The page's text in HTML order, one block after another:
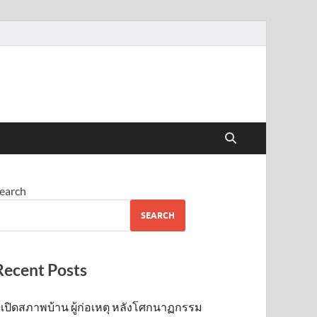
SEARCH
Posts
เปิดสภาพบ้าน ผู้ก่อเหตุ หลังโศกนาฏกรรม